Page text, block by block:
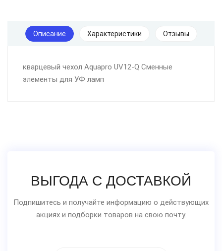
Описание Характеристики Отзывы
кварцевый чехол Aquapro UV12-Q Сменные
элементы для УФ ламп
ВЫГОДА С ДОСТАВКОЙ
Подпишитесь и получайте информацию о действующих
акциях и подборки товаров на свою почту.